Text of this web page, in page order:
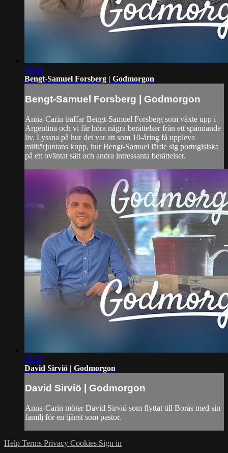
58:29
Bengt-Samuel Forsberg | Godmorgon
Bengt-Samuel Forsberg | Godmorgon
Anna-Carin träffar Bengt-Samuel Forsberg som växte upp i
Argentina och vi får höra några berättelser från ett spännande
liv. Lyssna på hur det var att som 10-åring få uppleva
militärjuntans kupp, hur Bengt-Samuel lärde sig portugisiska
på ett oväntat sätt och andra intressanta berättelser.
58:17
David Sirviö | Godmorgon
David Sirviö | Godmorgon
Anna-Carin möter David Sirviö som flyttat till Borås med sin
familj för en tjänst som pastor.
Help Terms Privacy Cookies Sign in